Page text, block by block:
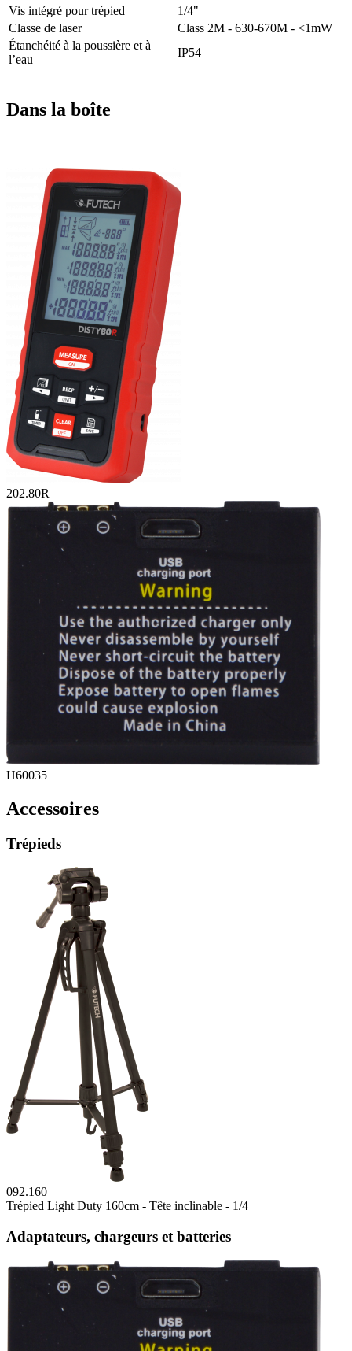
Vis intégré pour trépied
1/4"
Classe de laser
Class 2M - 630-670M - <1mW
Étanchéité à la poussière et à
l’eau
IP54
Dans la boîte
202.80R
H60035
Accessoires
Trépieds
092.160
Trépied Light Duty 160cm - Tête inclinable - 1/4
Adaptateurs, chargeurs et batteries